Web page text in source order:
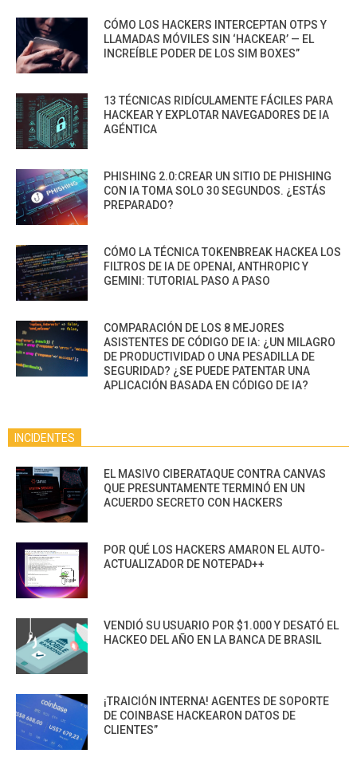
CÓMO LOS HACKERS INTERCEPTAN OTPS Y
LLAMADAS MÓVILES SIN ‘HACKEAR’ — EL
INCREÍBLE PODER DE LOS SIM BOXES”
13 TÉCNICAS RIDÍCULAMENTE FÁCILES PARA
HACKEAR Y EXPLOTAR NAVEGADORES DE IA
AGÉNTICA
PHISHING 2.0:CREAR UN SITIO DE PHISHING
CON IA TOMA SOLO 30 SEGUNDOS. ¿ESTÁS
PREPARADO?
CÓMO LA TÉCNICA TOKENBREAK HACKEA LOS
FILTROS DE IA DE OPENAI, ANTHROPIC Y
GEMINI: TUTORIAL PASO A PASO
COMPARACIÓN DE LOS 8 MEJORES
ASISTENTES DE CÓDIGO DE IA: ¿UN MILAGRO
DE PRODUCTIVIDAD O UNA PESADILLA DE
SEGURIDAD? ¿SE PUEDE PATENTAR UNA
APLICACIÓN BASADA EN CÓDIGO DE IA?
INCIDENTES
EL MASIVO CIBERATAQUE CONTRA CANVAS
QUE PRESUNTAMENTE TERMINÓ EN UN
ACUERDO SECRETO CON HACKERS
POR QUÉ LOS HACKERS AMARON EL AUTO-
ACTUALIZADOR DE NOTEPAD++
VENDIÓ SU USUARIO POR $1.000 Y DESATÓ EL
HACKEO DEL AÑO EN LA BANCA DE BRASIL
¡TRAICIÓN INTERNA! AGENTES DE SOPORTE
DE COINBASE HACKEARON DATOS DE
CLIENTES”